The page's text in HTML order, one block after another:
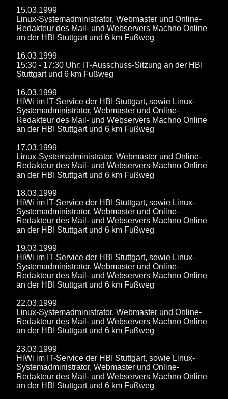
15.03.1999
Linux-Systemadministrator, Webmaster und Online-
Redakteur des Mail- und Webservers Machno Online
an der HBI Stuttgart und 6 km Fußweg
16.03.1999
15:30 - 17:30 Uhr: IT-Ausschuss-Sitzung an der HBI
Stuttgart und 6 km Fußweg
16.03.1999
HiWi im IT-Service der HBI Stuttgart, sowie Linux-
Systemadministrator, Webmaster und Online-
Redakteur des Mail- und Webservers Machno Online
an der HBI Stuttgart und 6 km Fußweg
17.03.1999
Linux-Systemadministrator, Webmaster und Online-
Redakteur des Mail- und Webservers Machno Online
an der HBI Stuttgart und 6 km Fußweg
18.03.1999
HiWi im IT-Service der HBI Stuttgart, sowie Linux-
Systemadministrator, Webmaster und Online-
Redakteur des Mail- und Webservers Machno Online
an der HBI Stuttgart und 6 km Fußweg
19.03.1999
HiWi im IT-Service der HBI Stuttgart, sowie Linux-
Systemadministrator, Webmaster und Online-
Redakteur des Mail- und Webservers Machno Online
an der HBI Stuttgart und 6 km Fußweg
22.03.1999
Linux-Systemadministrator, Webmaster und Online-
Redakteur des Mail- und Webservers Machno Online
an der HBI Stuttgart und 6 km Fußweg
23.03.1999
HiWi im IT-Service der HBI Stuttgart, sowie Linux-
Systemadministrator, Webmaster und Online-
Redakteur des Mail- und Webservers Machno Online
an der HBI Stuttgart und 6 km Fußweg